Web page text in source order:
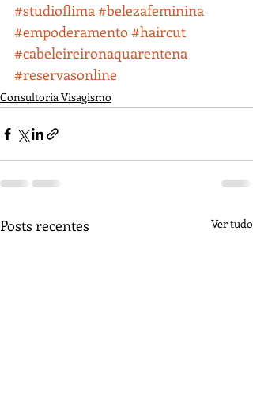
#studioflima#belezafeminina
#empoderamento #haircut
#cabeleireironaquarentena
#reservasonline
Consultoria Visagismo
Posts recentes Ver tudo